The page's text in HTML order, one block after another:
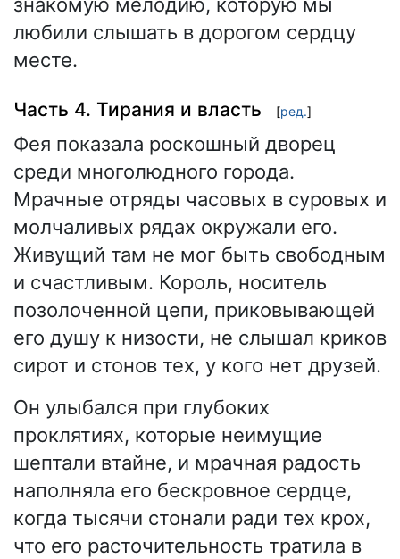
любили слышать в дорогом сердцу
месте.
Часть 4. Тирания и власть [ред.]
Фея показала роскошный дворец
среди многолюдного города.
Мрачные отряды часовых в суровых и
молчаливых рядах окружали его.
Живущий там не мог быть свободным
и счастливым. Король, носитель
позолоченной цепи, приковывающей
его душу к низости, не слышал криков
сирот и стонов тех, у кого нет друзей.
Он улыбался при глубоких
проклятиях, которые неимущие
шептали втайне, и мрачная радость
наполняла его бескровное сердце,
когда тысячи стонали ради тех крох,
что его расточительность тратила в